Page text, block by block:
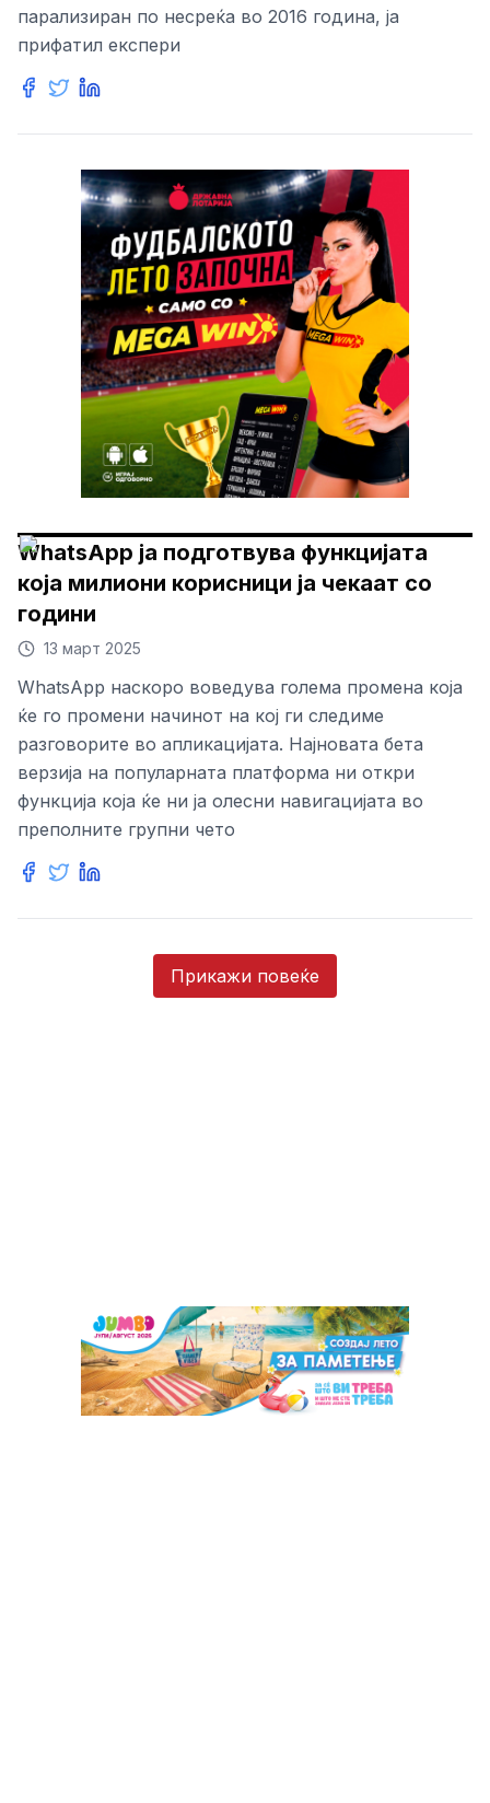
парализиран по несреќа во 2016 година, ја
прифатил експери
WhatsApp ја подготвува функцијата
која милиони корисници ја чекаат со
години
13 март 2025
WhatsApp наскоро воведува голема промена која
ќе го промени начинот на кој ги следиме
разговорите во апликацијата. Најновата бета
верзија на популарната платформа ни откри
функција која ќе ни ја олесни навигацијата во
преполните групни чето
Прикажи повеќе